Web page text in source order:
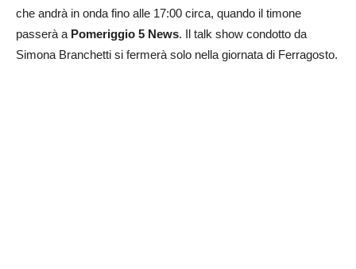
che andrà in onda fino alle 17:00 circa, quando il timone
passerà a Pomeriggio 5 News. Il talk show condotto da
Simona Branchetti si fermerà solo nella giornata di Ferragosto.